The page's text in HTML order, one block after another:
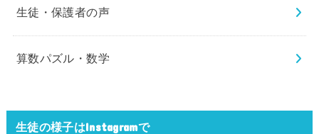
生徒・保護者の声
算数パズル・数学
生徒の様子はInstagramで